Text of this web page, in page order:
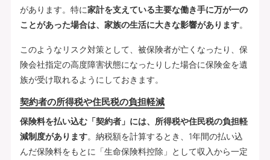
があります。特に家計を支えている主要な働き手に万が一の
ことがあった場合は、家族の生活に大きな影響があります。
このようなリスク対策として、被保険者が亡くなったり、保
険会社指定の高度障害状態になったりした場合に保険金を遺
族が受け取れるようにしておきます。
契約者の所得税や住民税の負担軽減
保険料を払い込む「契約者」には、所得税や住民税の負担軽
減制度があります。納税額を計算するとき、1年間の払い込
んだ保険料をもとに「生命保険料控除」として収入から一定